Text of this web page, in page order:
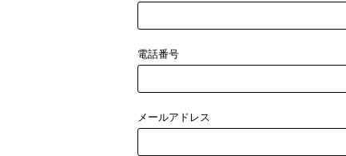
電話番号
メールアドレス